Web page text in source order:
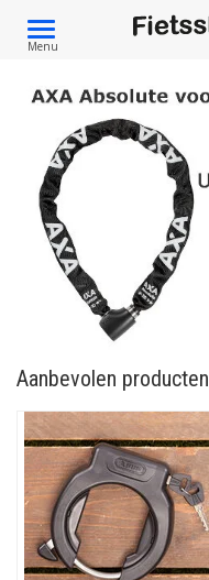
Toggle
navigation
Menu
Aanbevolen producten